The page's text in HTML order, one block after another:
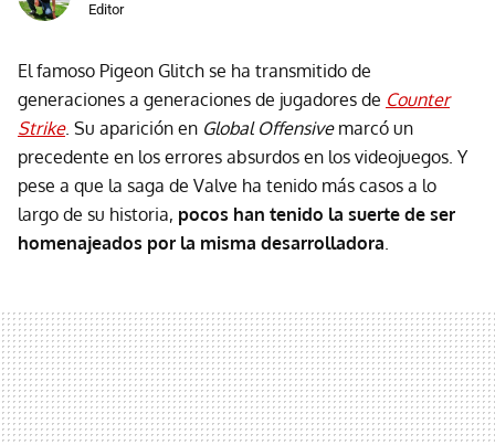
Editor
El famoso Pigeon Glitch se ha transmitido de
generaciones a generaciones de jugadores de Counter
Strike. Su aparición en Global Offensivemarcó un
precedente en los errores absurdos en los videojuegos. Y
pese a que la saga de Valve ha tenido más casos a lo
largo de su historia, pocos han tenido la suerte de ser
homenajeados por la misma desarrolladora.